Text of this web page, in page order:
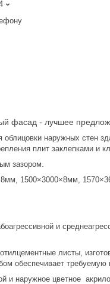
фасад - лучшее
наружных стен
плит заклепками и
зазором.
1500×3000×8мм,
и
листы,
обеспечивает требуемую
наружное цветное